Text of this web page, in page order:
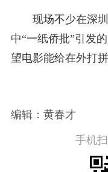
现场不少在深
中“一纸侨批”引发
望电影能给在外打
编辑：黄春才
手机